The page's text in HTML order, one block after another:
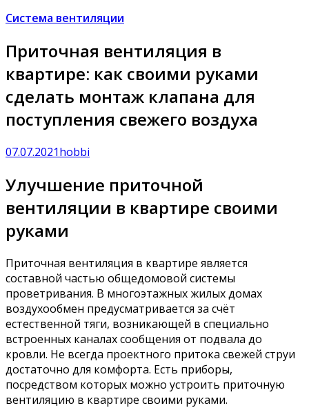
Система вентиляции
Приточная вентиляция в
квартире: как своими руками
сделать монтаж клапана для
поступления свежего воздуха
07.07.2021hobbi
Улучшение приточной
вентиляции в квартире своими
руками
Приточная вентиляция в квартире является
составной частью общедомовой системы
проветривания. В многоэтажных жилых домах
воздухообмен предусматривается за счёт
естественной тяги, возникающей в специально
встроенных каналах сообщения от подвала до
кровли. Не всегда проектного притока свежей струи
достаточно для комфорта. Есть приборы,
посредством которых можно устроить приточную
вентиляцию в квартире своими руками.